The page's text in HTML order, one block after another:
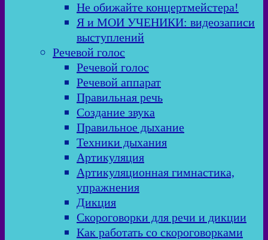
Не обижайте концертмейстера!
Я и МОИ УЧЕНИКИ: видеозаписи
выступлений
Речевой голос
Речевой голос
Речевой аппарат
Правильная речь
Создание звука
Правильное дыхание
Техники дыхания
Артикуляция
Артикуляционная гимнастика,
упражнения
Дикция
Скороговорки для речи и дикции
Как работать со скороговорками